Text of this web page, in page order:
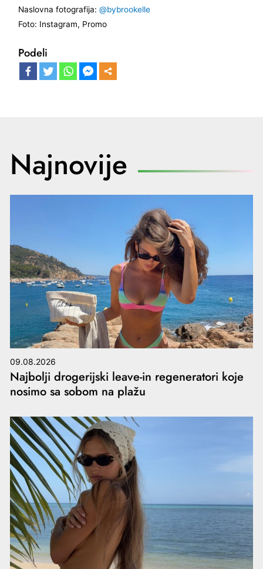
Naslovna fotografija:@bybrookelle
Foto: Instagram, Promo
Podeli
Najnovije
09.08.2026
Najbolji drogerijski leave-in regeneratori koje
nosimo sa sobom na plažu